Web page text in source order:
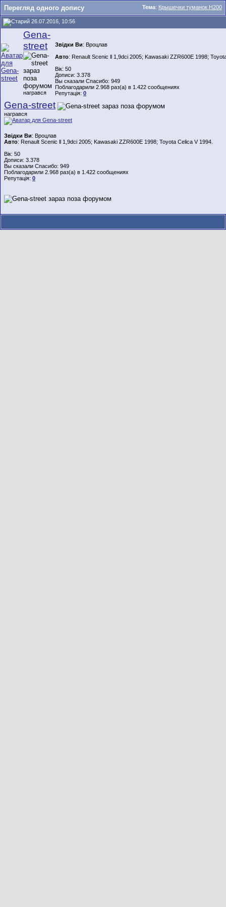
Тема: Крышечки туманок Н200
Перегляд одного допису
26.07.2016, 10:56
Gena-
street
награвся
Звідки Ви: Вроцлав
Авто: Renault Scenic ll 1,9dci 2005; Kawasaki ZZR600E 1998;
Вік: 50
Дописи: 3.378
Вы сказали Спасибо: 949
Поблагодарили 2.968 раз(а) в 1.422 сообщениях
Репутація: 0
Gena-street
награвся
Звідки Ви: Вроцлав
Авто: Renault Scenic ll 1,9dci 2005; Kawasaki ZZR600E 1998; Toyota Celica V 1994.
Вік: 50
Дописи: 3.378
Вы сказали Спасибо: 949
Поблагодарили 2.968 раз(а) в 1.422 сообщениях
Репутація: 0